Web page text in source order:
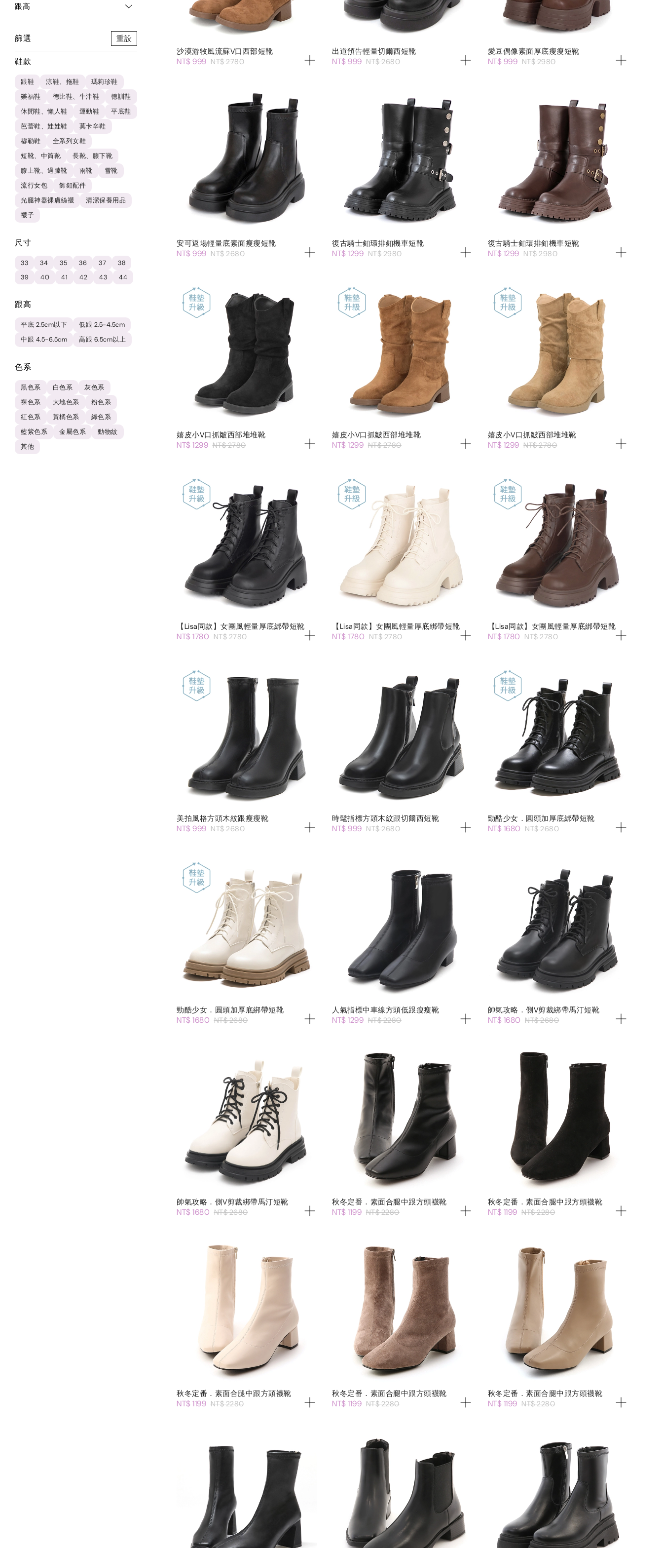
跟高
篩選 重設
鞋款
跟鞋 涼鞋、拖鞋
瑪莉珍鞋
樂福鞋
德比鞋、牛津鞋
德訓鞋
休閒鞋、懶人鞋
運動鞋
平底鞋
芭蕾鞋、娃娃鞋
莫卡辛鞋
穆勒鞋
全系列女鞋
短靴、中筒靴
長靴、膝下靴
膝上靴、過膝靴
雨靴
雪靴
流行女包
飾釦配件
光腿神器裸膚絲襪
清潔保養用品
襪子
尺寸
33 34 35 36 37
38
39
40 41 42 43 44
跟高
平底 2.5cm以下
低跟 2.5-4.5cm
中跟 4.5-6.5cm
高跟 6.5cm以上
色系
黑色系 白色系
灰色系
裸色系
大地色系
粉色系
紅色系
黃橘色系
綠色系
藍紫色系
金屬色系
動物紋
其他
沙漠游牧風流蘇V口西部短靴
NT$ 999 NT$ 2780
出道預告輕量切爾西短靴
NT$ 999 NT$ 2680
愛豆偶像素面厚底瘦瘦短靴
NT$ 999 NT$ 2980
安可返場輕量底素面瘦瘦短靴
NT$ 999 NT$ 2680
復古騎士釦環排釦機車短靴
NT$ 1299 NT$ 2980
復古騎士釦環排釦機車短靴
NT$ 1299 NT$ 2980
嬉皮小V口抓皺西部堆堆靴
NT$ 1299 NT$ 2780
嬉皮小V口抓皺西部堆堆靴
NT$ 1299 NT$ 2780
嬉皮小V口抓皺西部堆堆靴
NT$ 1299 NT$ 2780
【Lisa同款】女團風輕量厚底綁帶短靴
NT$ 1780 NT$ 2780
【Lisa同款】女團風輕量厚底綁帶短靴
NT$ 1780 NT$ 2780
【Lisa同款】女團風輕量厚底綁帶短靴
NT$ 1780 NT$ 2780
美拍風格方頭木紋跟瘦瘦靴
NT$ 999 NT$ 2680
時髦指標方頭木紋跟切爾西短靴
NT$ 999 NT$ 2680
勁酷少女．圓頭加厚底綁帶短靴
NT$ 1680 NT$ 2680
勁酷少女．圓頭加厚底綁帶短靴
NT$ 1680 NT$ 2680
人氣指標中車線方頭低跟瘦瘦靴
NT$ 1299 NT$ 2280
帥氣攻略．側V剪裁綁帶馬汀短靴
NT$ 1680 NT$ 2680
帥氣攻略．側V剪裁綁帶馬汀短靴
NT$ 1680 NT$ 2680
秋冬定番．素面合腿中跟方頭襪靴
NT$ 1199 NT$ 2280
秋冬定番．素面合腿中跟方頭襪靴
NT$ 1199 NT$ 2280
秋冬定番．素面合腿中跟方頭襪靴
NT$ 1199 NT$ 2280
秋冬定番．素面合腿中跟方頭襪靴
NT$ 1199 NT$ 2280
秋冬定番．素面合腿中跟方頭襪靴
NT$ 1199 NT$ 2280